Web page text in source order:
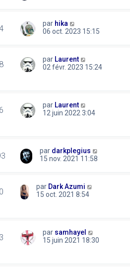
par hika
06 oct. 2023 15:15
par Laurent
02 févr. 2023 15:24
par Laurent
12 juin 2022 3:04
par darkplegius
15 nov. 2021 11:58
par Dark Azumi
15 oct. 2021 8:54
par samhayel
15 juin 2021 18:30